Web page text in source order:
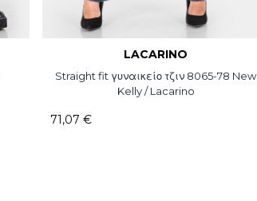
LACARINO
Straight fit γυναικείο τζιν 8065-78 New
Kelly / Lacarino
71,07 €